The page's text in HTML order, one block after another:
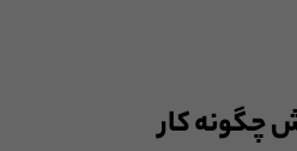
چگونه کار